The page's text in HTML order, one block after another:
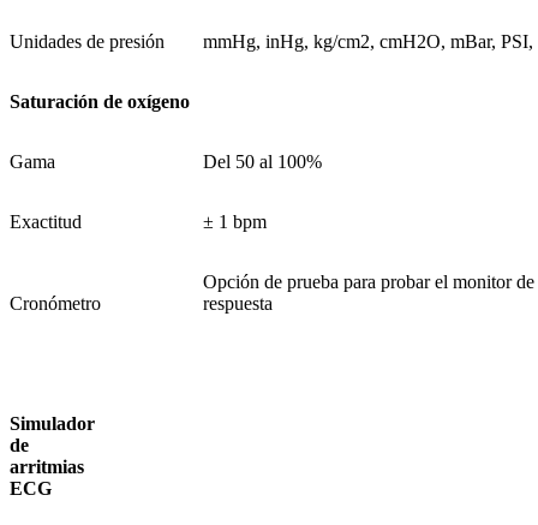
Unidades de presión mmHg, inHg, kg/cm2, cmH2O, mBar,
Saturación de oxígeno
Gama Del 50 al 100%
Exactitud ± 1 bpm
Cronómetro
Opción de prueba para probar el monitor
respuesta
Simulador
de
arritmias
ECG